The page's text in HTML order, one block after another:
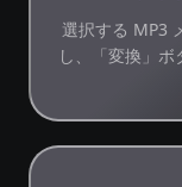
選択する MP3
し、「変換」